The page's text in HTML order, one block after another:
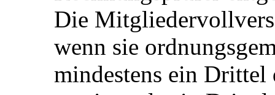
Die
wenn sie
mindestens ein